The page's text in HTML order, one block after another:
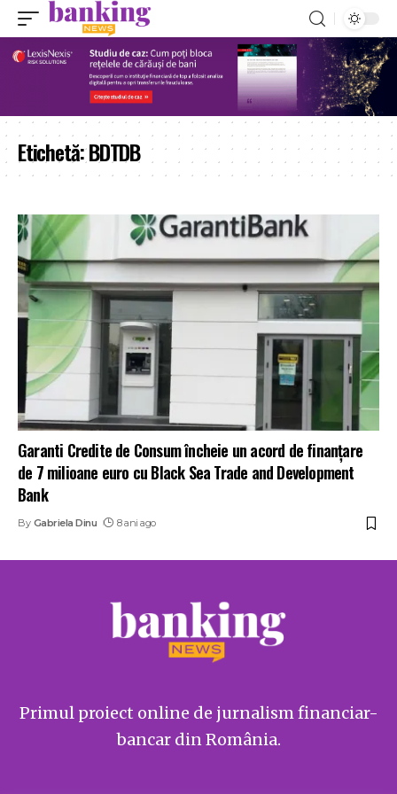
Etichetă:BDTDB
Garanti Credite de Consum încheie un acord de finanţare
de 7 milioane euro cu Black Sea Trade and Development
Bank
By Gabriela Dinu 8 ani ago
Primul proiect online de jurnalism financiar-
bancar din România.